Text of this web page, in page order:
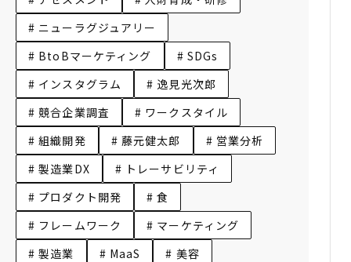
# ニューラグジュアリー
# BtoBマーケティング
# SDGs
# インスタグラム
# 逸見光次郎
# 競合企業調査
# ワークスタイル
# 組織開発
# 藤元健太郎
# 営業分析
# 製造業DX
# トレーサビリティ
# プロダクト開発
# 食
# フレームワーク
# マーケティング
# 製造業
# MaaS
# 美容